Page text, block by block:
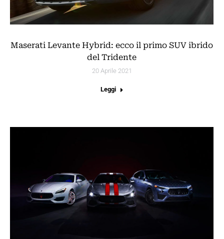
Maserati Levante Hybrid: ecco il primo SUV ibrido
del Tridente
20 Aprile 2021
Leggi